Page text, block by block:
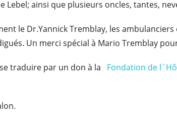
ainsi que plusieurs oncles, tantes,
le Dr.Yannick Tremblay, les
Un merci spécial à Mario Tremblay
traduire par un don à la Fondation de